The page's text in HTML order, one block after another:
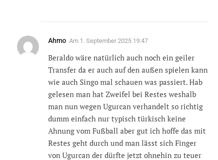
Ahmo Am 1. September 2025 19:47
Beraldo wäre natürlich auch noch ein geiler
Transfer da er auch auf den außen spielen kann
wie auch Singo mal schauen was passiert. Hab
gelesen man hat Zweifel bei Restes weshalb
man nun wegen Ugurcan verhandelt so richtig
dumm einfach nur typisch türkisch keine
Ahnung vom Fußball aber gut ich hoffe das mit
Restes geht durch und man lässt sich Finger
von Ugurcan der dürfte jetzt ohnehin zu teuer